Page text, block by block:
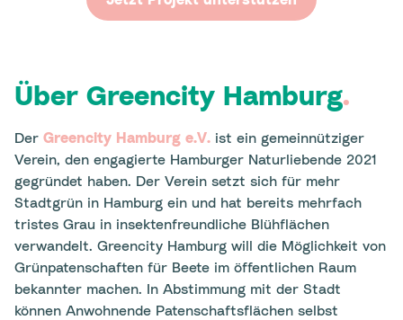
Über Greencity Hamburg.
Der Greencity Hamburg e.V. ist ein gemeinnütziger
Verein, den engagierte Hamburger Naturliebende 2021
gegründet haben. Der Verein setzt sich für mehr
Stadtgrün in Hamburg ein und hat bereits mehrfach
tristes Grau in insektenfreundliche Blühflächen
verwandelt. Greencity Hamburg will die Möglichkeit von
Grünpatenschaften für Beete im öffentlichen Raum
bekannter machen. In Abstimmung mit der Stadt
können Anwohnende Patenschaftsflächen selbst